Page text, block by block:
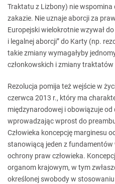
Traktatu z Lizbony) nie
zakazie. Nie uznaje aborcji za
Europejski wielokrotnie wzywał
i legalnej aborcji” do Karty (np.
takie zmiany wymagałyby
członkowskich i zmiany traktatów
Rezolucja pomija też wejście w
czerwca 2013 r., który ma
międzynarodowej i obowiązuje od
wprowadzając wprost do
Człowieka koncepcję marginesu
stanowiącą jeden z fundamentów
ochrony praw człowieka.
organom krajowym, w tym
określonej swobody w